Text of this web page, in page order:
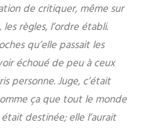
de critiquer, même sur
règles, l’ordre établi.
qu’elle passait les
échoué de peu à ceux
personne. Juge, c’était
ça que tout le monde
destinée; elle l’aurait